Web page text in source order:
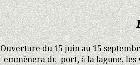
Ouverture du 15 juin au 15
emmènera du port, à la lagune, les